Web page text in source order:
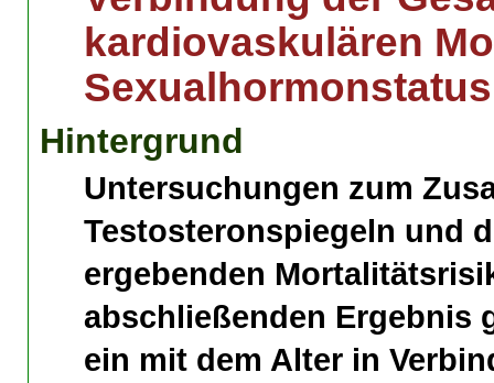
kardiovaskulären
Sexualhormonstatus
Hintergrund
Untersuchungen zum
Testosteronspiegeln und
ergebenden
abschließenden Ergebnis
ein mit dem Alter in